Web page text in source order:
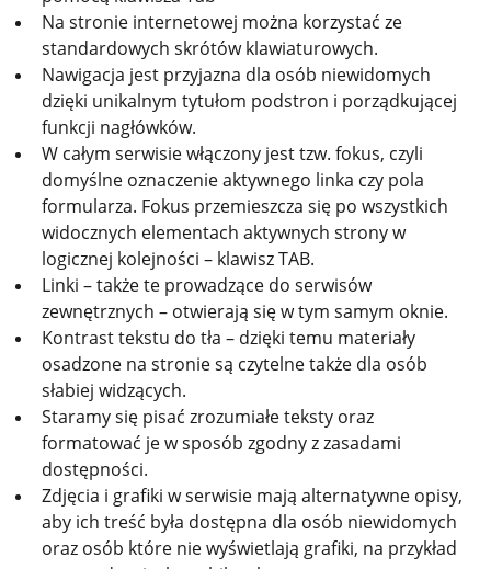
Na stronie internetowej można korzystać ze
standardowych skrótów klawiaturowych.
Nawigacja jest przyjazna dla osób niewidomych
dzięki unikalnym tytułom podstron i porządkującej
funkcji nagłówków.
W całym serwisie włączony jest tzw. fokus, czyli
domyślne oznaczenie aktywnego linka czy pola
formularza. Fokus przemieszcza się po wszystkich
widocznych elementach aktywnych strony w
logicznej kolejności – klawisz TAB.
Linki – także te prowadzące do serwisów
zewnętrznych – otwierają się w tym samym oknie.
Kontrast tekstu do tła – dzięki temu materiały
osadzone na stronie są czytelne także dla osób
słabiej widzących.
Staramy się pisać zrozumiałe teksty oraz
formatować je w sposób zgodny z zasadami
dostępności.
Zdjęcia i grafiki w serwisie mają alternatywne opisy,
aby ich treść była dostępna dla osób niewidomych
oraz osób które nie wyświetlają grafiki, na przykład